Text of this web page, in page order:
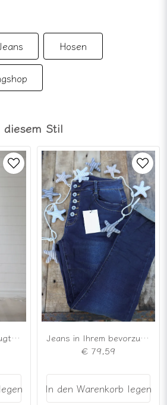
Stil
Jeans in der bevorzugten Farbe Blau
Jeans in Ihrem bevorzugten Modell, dunkelblau
€ 79,59
In den Warenkorb legen
Hosen